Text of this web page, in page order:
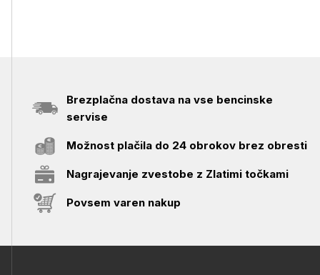
Brezplačna dostava na vse bencinske
servise
Možnost plačila do 24 obrokov brez obresti
Nagrajevanje zvestobe z Zlatimi točkami
Povsem varen nakup